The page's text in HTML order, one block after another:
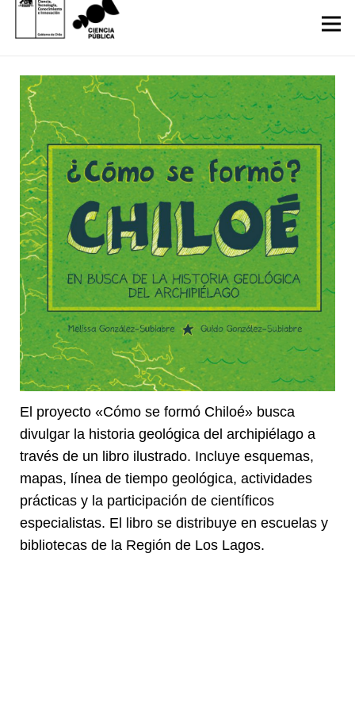
El proyecto «Cómo se formó Chiloé» busca
divulgar la historia geológica del archipiélago a
través de un libro ilustrado. Incluye esquemas,
mapas, línea de tiempo geológica, actividades
prácticas y la participación de científicos
especialistas. El libro se distribuye en escuelas y
bibliotecas de la Región de Los Lagos.